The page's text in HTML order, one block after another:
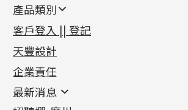
產品類別
新產品
足金系列
足金配件
機織鏈系列
珠仔鏈
镶口链
管狀網鏈
首飾配件
耳環類配件
卷迫系列
鏈類配件
鑲口類
四爪頭系列
首飾系列
客戶登入 || 登記
天豐設計
企業責任
最新消息